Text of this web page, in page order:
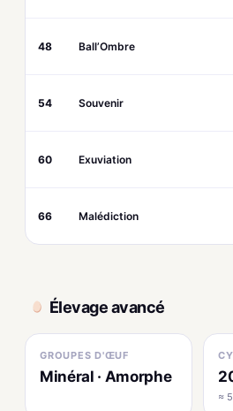
48 Ball’Ombre
54 Souvenir
60 Exuviation
66 Malédiction
Élevage avancé
GROUPES D'ŒUF
Minéral · Amorphe
≈